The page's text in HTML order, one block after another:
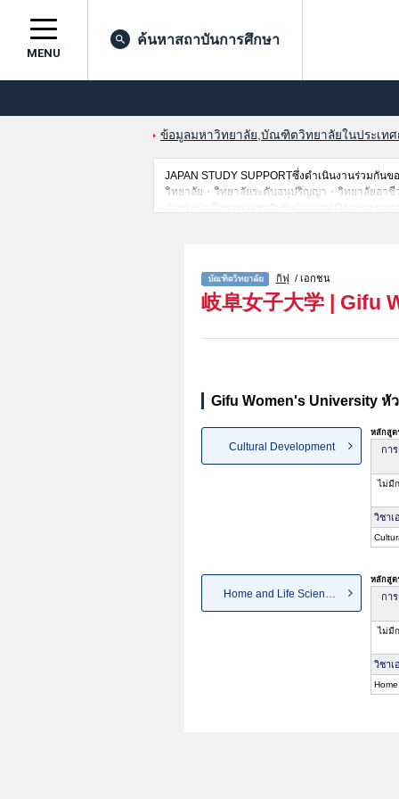
MENU
ค้นหาสถาบันการศึกษา
ข้อมูลมหาวิทยาลัย,บัณฑิตวิทยาลัยในประเท
JAPAN STUDY SUPPORTซึ่งดำเนินงานร่วมกั
วิทยาลัย・วิทยาลัยระดับอนุปริญญา・วิทยาลัยอาชี
สำหรับนักศึกษาต่างชาติเช่นCultural
กิฟุ / เอกชน
岐阜女子大学 | Gifu
Gifu Women's University หั
Cultural Development
หลักสูต
กา
ไม่มี
วิชาเ
Home and Life Sciences
หลักสูต
กา
ไม่มี
วิชาเ